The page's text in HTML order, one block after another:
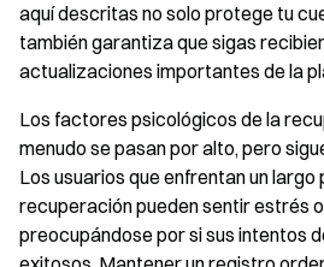
aquí descritas no solo protege tu
también garantiza que sigas
actualizaciones importantes de la
Los factores psicológicos de la
menudo se pasan por alto, pero
Los usuarios que enfrentan un largo
recuperación pueden sentir estrés
preocupándose por si sus intentos